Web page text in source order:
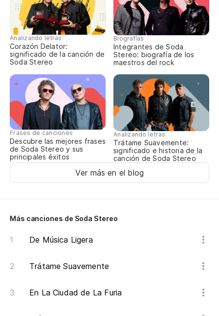
Analizando letras
Corazón Delator:
significado de la canción de
Soda Stereo
Biografías
Integrantes de Soda
Stereo: biografía de los
maestros del rock
Frases de canciones
Descubre las mejores frases
de Soda Stereo y sus
principales éxitos
Analizando letras
Trátame Suavemente:
significado e historia de la
canción de Soda Stereo
Ver más en el blog
Más canciones de Soda Stereo
De Música Ligera
Trátame Suavemente
En La Ciudad de La Furia